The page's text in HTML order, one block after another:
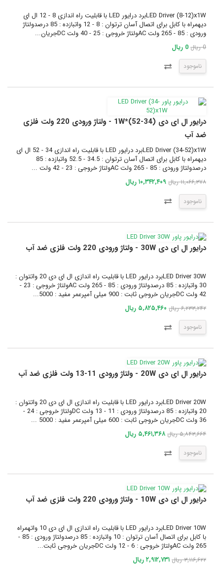
LED Driver (8-12)x1Wبرد درایور LED با قابلیت راه اندازی 8 - 12 ال ای
دیهمراه با کابل برای اتصال آسان ترتوان : 8 - 12 واتبازده : 85 درصدولتاژ
ورودی : 85 - 265 ولت ACولتاژ خروجی : 25 - 40 ولت DCجریان...
0 ریال 0 ریال
ناموجود
درایور ال ای دی (34-52)*1W - ولتاژ ورودی 220 ولت فلزی
ضد آب
LED Driver (34-52)x1Wبرد درایور LED با قابلیت راه اندازی 34 - 52 ال ای
دیهمراه با کابل برای اتصال آسان ترتوان : 34.5 - 52.5 واتبازده : 85
درصدولتاژ ورودی : 85 - 265 ولت ACولتاژ خروجی : 23 - 42 ولت ...
۱۱,۰۶۶,۳۷۸ ریال ۱۰,۳۴۲,۴۰۹ ریال
ناموجود
درایور ال ای دی 30W - ولتاژ ورودی 220 ولت فلزی ضد آب
LED Driver 30Wبرد درایور LED با قابلیت راه اندازی ال ای دی 20 واتتوان :
30 واتبازده : 85 درصدولتاژ ورودی : 85 - 265 ولت ACولتاژ خروجی : 23 -
42 ولت DCجریان خروجی ثابت : 900 میلی آمپرعمر مفید : 5000...
۶,۲۳۳,۲۴۲ ریال ۵,۸۲۵,۴۶۰ ریال
ناموجود
درایور ال ای دی 20W - ولتاژ ورودی 11-13 ولت فلزی ضد آب
LED Driver 20Wبرد درایور LED با قابلیت راه اندازی ال ای دی 20 واتتوان :
20 واتبازده : 85 درصدولتاژ ورودی : 11 - 13 ولت DCولتاژ خروجی : 24 -
36 ولت DCجریان خروجی ثابت : 600 میلی آمپرعمر مفید : 5000 ...
۵,۸۴۳,۶۶۴ ریال ۵,۴۶۱,۳۶۸ ریال
ناموجود
درایور ال ای دی 10W - ولتاژ ورودی 220 ولت فلزی ضد آب
LED Driver 10Wبرد درایور LED با قابلیت راه اندازی ال ای دی 10 واتهمراه
با کابل برای اتصال آسان ترتوان : 10 واتبازده : 85 درصدولتاژ ورودی : 85 -
265 ولت ACولتاژ خروجی : 6 - 12 ولت DCجریان خروجی ثابت...
۳,۱۱۶,۶۲۲ ریال ۲,۹۱۲,۷۳۱ ریال